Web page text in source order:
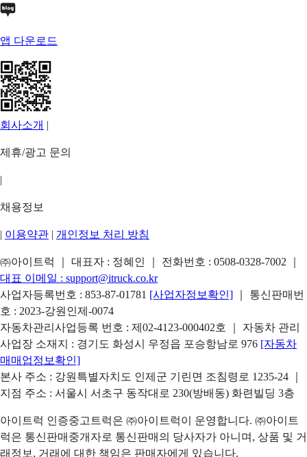
앱 다운로드
회사소개 |
제휴/광고 문의
|
채용정보
| 이용약관 | 개인정보 처리 방침
㈜아이트럭 ｜ 대표자 : 정혜인 ｜ 전화번호 : 0508-0328-7002
대표 이메일 : support@itruck.co.kr
사업자등록번호 : 853-87-01781 [사업자정보확인]
｜ 통신판매번
호 : 2023-강원인제-0074
자동차관리사업등록 번호 : 제02-4123-000402호 ｜ 자동차 관리
사업장 소재지 : 경기도 화성시 우정읍 포승항남로 976 [자동차
매매업정보확인]
본사 주소 : 강원특별자치도 인제군 기린면 조침령로 1235-24 ｜
지점 주소 : 서울시 서초구 동작대로 230(방배동) 화련빌딩 3층
아이트럭 인증중고트럭은 ㈜아이트럭이 운영합니다. ㈜아이트
럭은 통신판매중개자로 통신판매의 당사자가 아니며, 상품 및 거
래정보, 거래에 대한 책임은 판매자에게 있습니다.